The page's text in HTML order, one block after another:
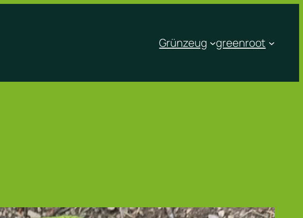
Grünzeug greenroot